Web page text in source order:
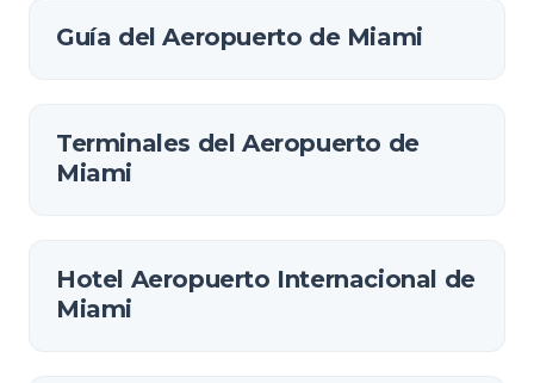
Guía del Aeropuerto de Miami
Terminales del Aeropuerto de
Miami
Hotel Aeropuerto Internacional de
Miami